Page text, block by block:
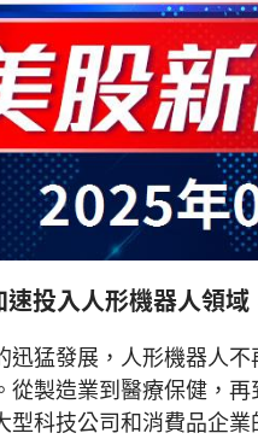
投入人形機器人領
迅猛發展，人形機器人
從製造業到醫療保健，
型科技公司和消費品企